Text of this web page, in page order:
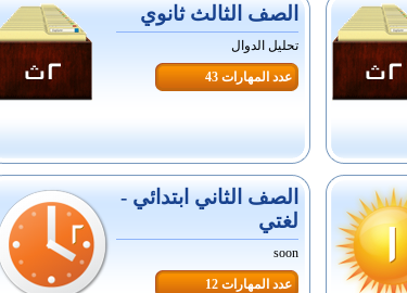
الصف الثالث ثانوي
تحليل الدوال
عدد المهارات 43
الصف الثاني ابتدائي -
لغتي
soon
عدد المهارات 12